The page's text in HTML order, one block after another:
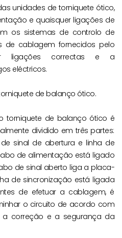
unidades de torniquete ótico,
e quaisquer ligações de
os sistemas de controlo de
de cablagem fornecidos pelo
ligações correctas e a
eléctricos.
de balanço ótico.
torniquete de balanço ótico é
dividido em três partes:
sinal de abertura e linha de
de alimentação está ligado
de sinal aberto liga a placa-
de sincronização está ligada
de efetuar a cablagem, é
o circuito de acordo com
a correção e a segurança da